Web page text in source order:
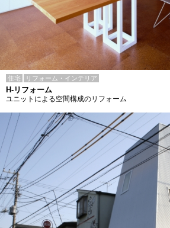
住宅 リフォーム・インテリア
H-リフォーム
ユニットによる空間構成のリフォーム